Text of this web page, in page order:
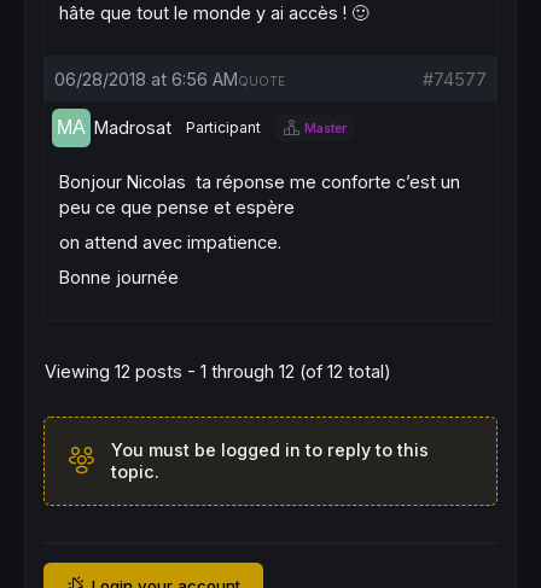
hâte que tout le monde y ai accès ! 🙂
06/28/2018 at 6:56 AM #74577
QUOTE
Madrosat Participant Master
Bonjour Nicolas ta réponse me conforte c’est un
peu ce que pense et espère
on attend avec impatience.
Bonne journée
Viewing 12 posts - 1 through 12 (of 12 total)
You must be logged in to reply to this
topic.